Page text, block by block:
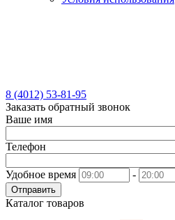
8 (4012) 53-81-95
Заказать обратный звонок
Ваше имя
Телефон
Удобное время -
Отправить
Каталог товаров